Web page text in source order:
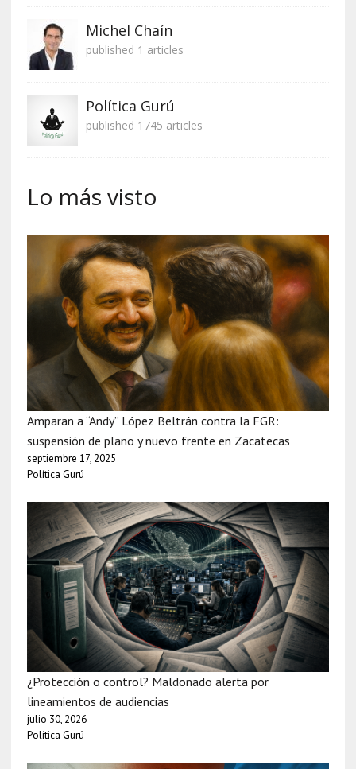
Michel Chaín
published 1 articles
Política Gurú
published 1745 articles
Lo más visto
Amparan a “Andy” López Beltrán contra la FGR:
suspensión de plano y nuevo frente en Zacatecas
septiembre 17, 2025
Política Gurú
¿Protección o control? Maldonado alerta por
lineamientos de audiencias
julio 30, 2026
Política Gurú